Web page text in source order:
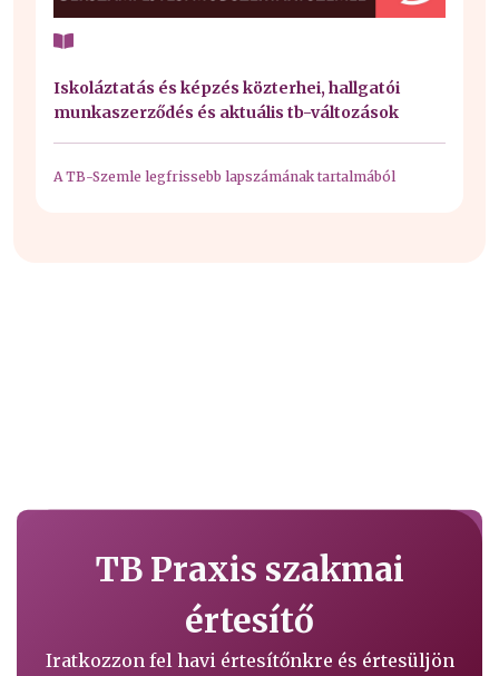
Iskoláztatás és képzés közterhei, hallgatói
munkaszerződés és aktuális tb-változások
A TB-Szemle legfrissebb lapszámának tartalmából
TB Praxis szakmai
értesítő
Iratkozzon fel havi értesítőnkre és értesüljön